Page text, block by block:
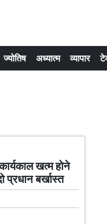
ज्योतिष अध्यात्म व्यापार
खत्म होने
बर्खास्त